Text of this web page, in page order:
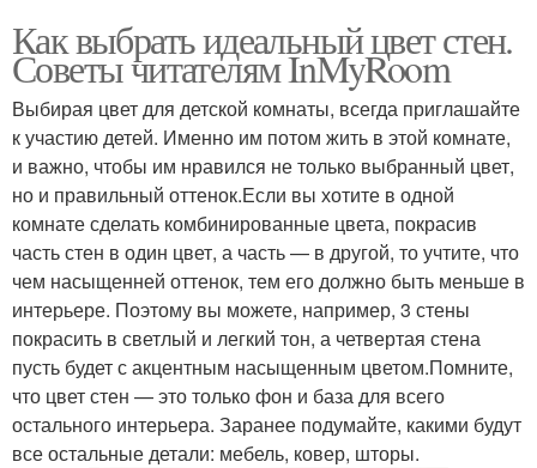
Как выбрать идеальный цвет стен.
Советы читателям InMyRoom
Выбирая цвет для детской комнаты, всегда приглашайте
к участию детей. Именно им потом жить в этой комнате,
и важно, чтобы им нравился не только выбранный цвет,
но и правильный оттенок.Если вы хотите в одной
комнате сделать комбинированные цвета, покрасив
часть стен в один цвет, а часть — в другой, то учтите, что
чем насыщенней оттенок, тем его должно быть меньше в
интерьере. Поэтому вы можете, например, 3 стены
покрасить в светлый и легкий тон, а четвертая стена
пусть будет с акцентным насыщенным цветом.Помните,
что цвет стен — это только фон и база для всего
остального интерьера. Заранее подумайте, какими будут
все остальные детали: мебель, ковер, шторы.